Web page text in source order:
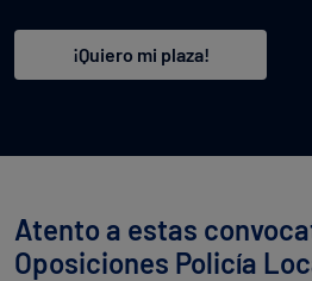
¡Quiero mi plaza!
Atento a estas
Oposiciones Policía